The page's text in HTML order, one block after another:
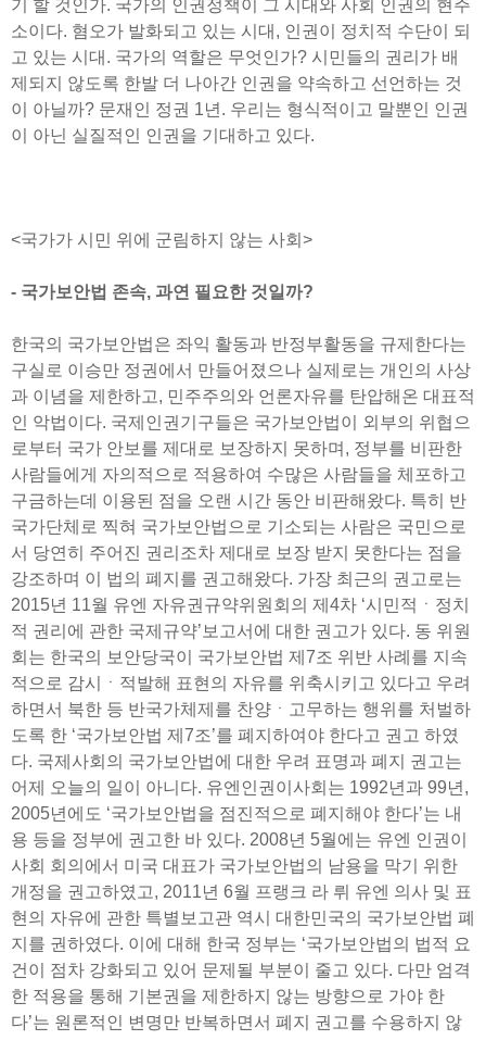
기 할 것인가. 국가의 인권정책이 그 시대와 사회 인권의 현주
소이다. 혐오가 발화되고 있는 시대, 인권이 정치적 수단이 되
고 있는 시대. 국가의 역할은 무엇인가? 시민들의 권리가 배
제되지 않도록 한발 더 나아간 인권을 약속하고 선언하는 것
이 아닐까? 문재인 정권 1년. 우리는 형식적이고 말뿐인 인권
이 아닌 실질적인 인권을 기대하고 있다.
<국가가 시민 위에 군림하지 않는 사회>
- 국가보안법 존속, 과연 필요한 것일까?
한국의 국가보안법은 좌익 활동과 반정부활동을 규제한다는
구실로 이승만 정권에서 만들어졌으나 실제로는 개인의 사상
과 이념을 제한하고, 민주주의와 언론자유를 탄압해온 대표적
인 악법이다. 국제인권기구들은 국가보안법이 외부의 위협으
로부터 국가 안보를 제대로 보장하지 못하며, 정부를 비판한
사람들에게 자의적으로 적용하여 수많은 사람들을 체포하고
구금하는데 이용된 점을 오랜 시간 동안 비판해왔다. 특히 반
국가단체로 찍혀 국가보안법으로 기소되는 사람은 국민으로
서 당연히 주어진 권리조차 제대로 보장 받지 못한다는 점을
강조하며 이 법의 폐지를 권고해왔다. 가장 최근의 권고로는
2015년 11월 유엔 자유권규약위원회의 제4차 ‘시민적ㆍ정치
적 권리에 관한 국제규약’보고서에 대한 권고가 있다. 동 위원
회는 한국의 보안당국이 국가보안법 제7조 위반 사례를 지속
적으로 감시ㆍ적발해 표현의 자유를 위축시키고 있다고 우려
하면서 북한 등 반국가체제를 찬양ㆍ고무하는 행위를 처벌하
도록 한 ‘국가보안법 제7조’를 폐지하여야 한다고 권고 하였
다. 국제사회의 국가보안법에 대한 우려 표명과 폐지 권고는
어제 오늘의 일이 아니다. 유엔인권이사회는 1992년과 99년,
2005년에도 ‘국가보안법을 점진적으로 폐지해야 한다’는 내
용 등을 정부에 권고한 바 있다. 2008년 5월에는 유엔 인권이
사회 회의에서 미국 대표가 국가보안법의 남용을 막기 위한
개정을 권고하였고, 2011년 6월 프랭크 라 뤼 유엔 의사 및 표
현의 자유에 관한 특별보고관 역시 대한민국의 국가보안법 폐
지를 권하였다. 이에 대해 한국 정부는 ‘국가보안법의 법적 요
건이 점차 강화되고 있어 문제될 부분이 줄고 있다. 다만 엄격
한 적용을 통해 기본권을 제한하지 않는 방향으로 가야 한
다’는 원론적인 변명만 반복하면서 폐지 권고를 수용하지 않